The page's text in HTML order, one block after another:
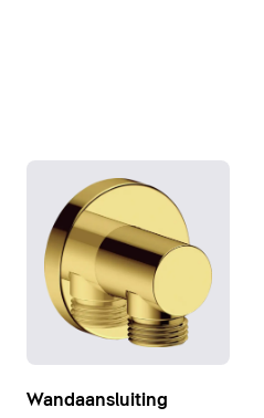
Wandaansluiting